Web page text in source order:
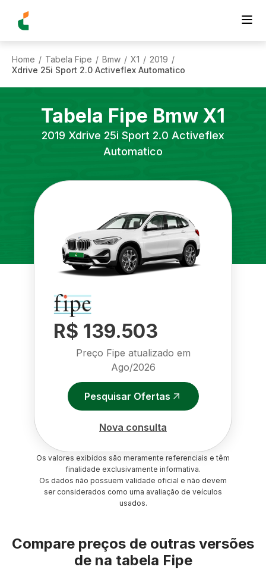
Home / Tabela Fipe / Bmw / X1 / 2019 /
Xdrive 25i Sport 2.0 Activeflex Automatico
Tabela Fipe Bmw X1
2019 Xdrive 25i Sport 2.0 Activeflex
Automatico
R$ 139.503
Preço Fipe atualizado em
Ago/2026
Pesquisar Ofertas
Nova consulta
Os valores exibidos são meramente referenciais e têm
finalidade exclusivamente informativa.
Os dados não possuem validade oficial e não devem
ser considerados como uma avaliação de veículos
usados.
Compare preços de outras versões
de na tabela Fipe